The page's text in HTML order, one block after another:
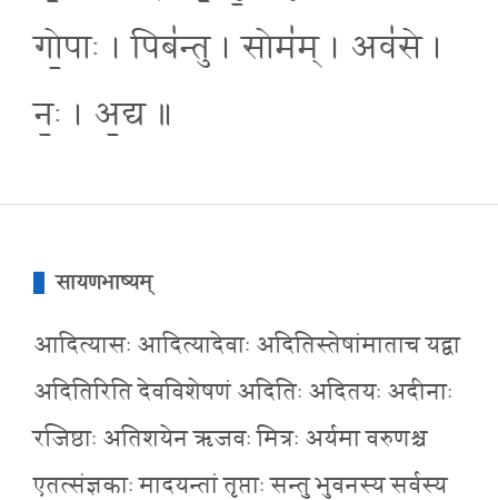
गो॒पाः । पिब॑न्तु । सोम॑म् । अव॑से ।
नः॒ । अ॒द्य ॥
सायणभाष्यम्
आदित्यासः आदित्यादेवाः अदितिस्तेषांमाताच यद्वा
अदितिरिति देवविशेषणं अदितिः अदितयः अदीनाः
रजिष्ठाः अतिशयेन ऋजवः मित्रः अर्यमा वरुणश्च
एतत्संज्ञकाः मादयन्तां तृप्ताः सन्तु भुवनस्य सर्वस्य